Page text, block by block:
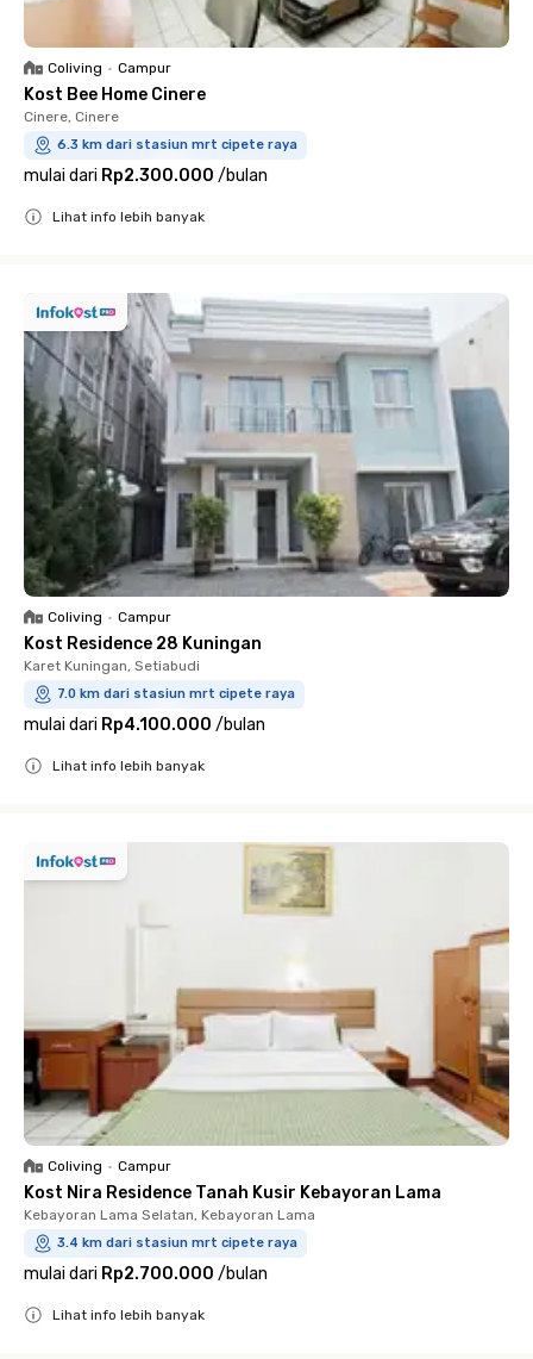
Coliving • Campur
Kost Bee Home Cinere
Cinere, Cinere
6.3 km dari stasiun mrt cipete raya
mulai dari Rp2.300.000 /bulan
Lihat info lebih banyak
Coliving • Campur
Kost Residence 28 Kuningan
Karet Kuningan, Setiabudi
7.0 km dari stasiun mrt cipete raya
mulai dari Rp4.100.000 /bulan
Lihat info lebih banyak
Coliving • Campur
Kost Nira Residence Tanah Kusir Kebayoran Lama
Kebayoran Lama Selatan, Kebayoran Lama
3.4 km dari stasiun mrt cipete raya
mulai dari Rp2.700.000 /bulan
Lihat info lebih banyak